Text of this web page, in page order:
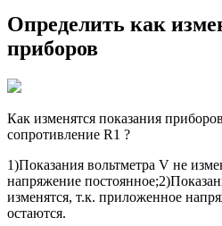
Определить как
приборов
Как изменятся показания
сопротивление R1 ?
1)Показания вольтметра V не
напряжение
изменятся, т.к. приложенное
остаются.